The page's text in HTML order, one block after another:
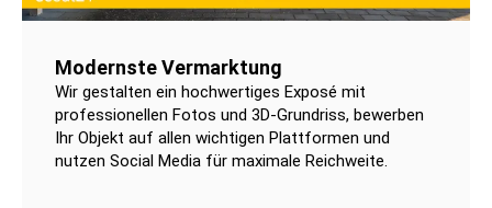
Modernste Vermarktung
Wir gestalten ein hochwertiges Exposé mit
professionellen Fotos und 3D-Grundriss, bewerben
Ihr Objekt auf allen wichtigen Plattformen und
nutzen Social Media für maximale Reichweite.